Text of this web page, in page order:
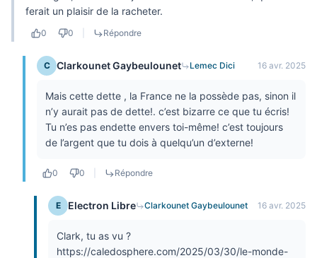
ferait un plaisir de la racheter.
0 0 Répondre
C Clarkounet Gaybeulounet Lemec Dici 16 avr. 2025
Mais cette dette , la France ne la possède pas, sinon il
n’y aurait pas de dette!. c’est bizarre ce que tu écris!
Tu n’es pas endette envers toi-même! c’est toujours
de l’argent que tu dois à quelqu’un d’externe!
0 0 Répondre
E Electron Libre Clarkounet Gaybeulounet 16 avr. 2025
Clark, tu as vu ?
https://caledosphere.com/2025/03/30/le-monde-